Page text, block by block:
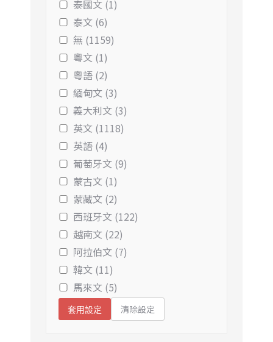
泰國文 (1)
泰文 (6)
無 (1159)
粵文 (1)
粵語 (2)
緬甸文 (3)
義大利文 (3)
英文 (1118)
英語 (4)
葡萄牙文 (9)
蒙古文 (1)
蒙藏文 (2)
西班牙文 (122)
越南文 (22)
阿拉伯文 (7)
韓文 (11)
馬來文 (5)
套用設定 清除設定